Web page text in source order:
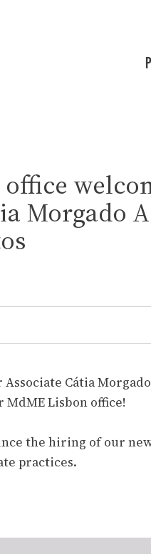
Morgado
Cátia
MdME Lisbon office!
the hiring of our
practices.